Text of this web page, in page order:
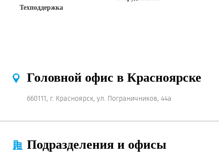
Личный кабинет
Техподдержка
Головной офис в Красноярске
660111, г. Красноярск, ул. Пограничников, 44а
Подразделения и офисы